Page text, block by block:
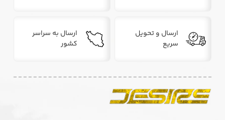
ارسال و تحویل
سریع
ارسال به سراسر
کشور